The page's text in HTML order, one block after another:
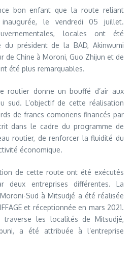
bon enfant que la route reliant
le vendredi 05 juillet.
locales ont été
du président de la BAD, Akinwumi
de Chine à Moroni, Guo Zhijun et de
été plus remarquables.
routier donne un bouffé d’air aux
sud. L’objectif de cette réalisation
de francs comoriens financés par
dans le cadre du programme de
routier, de renforcer la fluidité du
économique.
de cette route ont été exécutés
deux entreprises différentes. La
Sud à Mitsudjé a été réalisée
et réceptionnée en mars 2021.
traverse les localités de Mitsudjé,
a été attribuée à l’entreprise